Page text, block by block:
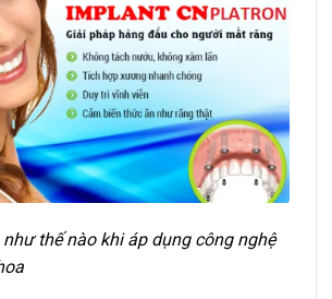
thế nào khi áp dụng công nghệ